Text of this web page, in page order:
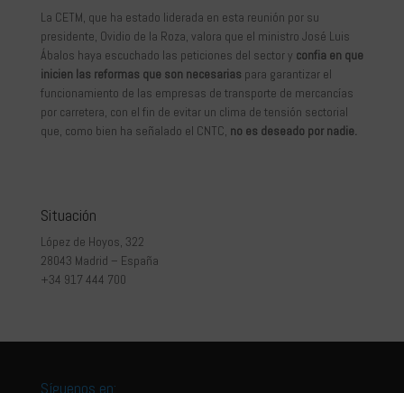
La CETM, que ha estado liderada en esta reunión por su
presidente, Ovidio de la Roza, valora que el ministro José Luis
Ábalos haya escuchado las peticiones del sector y confia en que
inicien las reformas que son necesarias para garantizar el
funcionamiento de las empresas de transporte de mercancías
por carretera, con el fin de evitar un clima de tensión sectorial
que, como bien ha señalado el CNTC, no es deseado por nadie.
Situación
López de Hoyos, 322
28043 Madrid – España
+34 917 444 700
Síguenos en: